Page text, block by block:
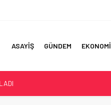
ASAYİŞ GÜNDEM EKONOMİ
HEDEF 5’İNCİLİK!